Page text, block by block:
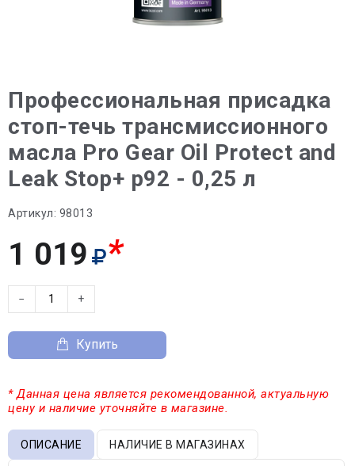
Профессиональная присадка
стоп-течь трансмиссионного
масла Pro Gear Oil Protect and
Leak Stop+ p92 - 0,25 л
Артикул: 98013
1 019 *
− +
Купить
* Данная цена является рекомендованной, актуальную
цену и наличие уточняйте в магазине.
ОПИСАНИЕ НАЛИЧИЕ В МАГАЗИНАХ